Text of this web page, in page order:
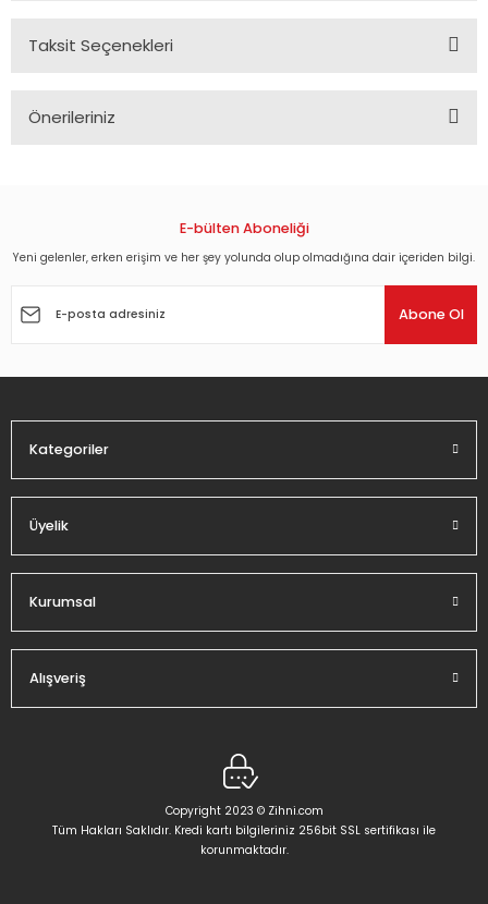
Taksit Seçenekleri
Önerileriniz
Görüş ve önerileriniz için teşekkür ederiz.
Ürün açıklamasında eksik bilgiler bulunuyor.
Ürün fiyatı diğer sitelerden daha pahalı.
E-bülten Aboneliği
Yeni gelenler, erken erişim ve her şey yolunda olup olmadığına dair içeriden bilgi.
Abone Ol
Kategoriler
Üyelik
Kurumsal
Alışveriş
Copyright 2023 © Zihni.com
Tüm Hakları Saklıdır. Kredi kartı bilgileriniz 256bit SSL sertifikası ile
korunmaktadır.